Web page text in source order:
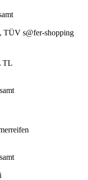
TÜV s@fer-shopping
TL